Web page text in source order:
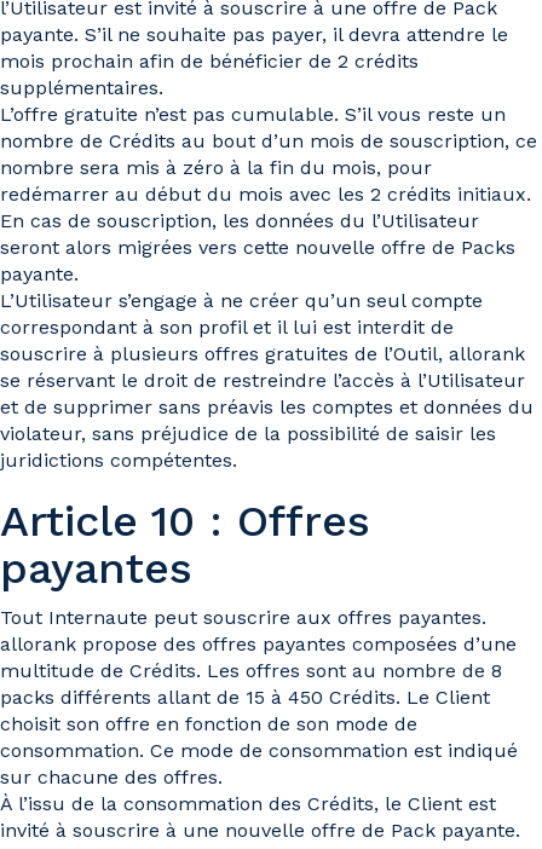
l’Utilisateur est invité à souscrire à une offre de Pack
payante. S’il ne souhaite pas payer, il devra attendre le
mois prochain afin de bénéficier de 2 crédits
supplémentaires.
L’offre gratuite n’est pas cumulable. S’il vous reste un
nombre de Crédits au bout d’un mois de souscription, ce
nombre sera mis à zéro à la fin du mois, pour
redémarrer au début du mois avec les 2 crédits initiaux.
En cas de souscription, les données du l’Utilisateur
seront alors migrées vers cette nouvelle offre de Packs
payante.
L’Utilisateur s’engage à ne créer qu’un seul compte
correspondant à son profil et il lui est interdit de
souscrire à plusieurs offres gratuites de l’Outil, allorank
se réservant le droit de restreindre l’accès à l’Utilisateur
et de supprimer sans préavis les comptes et données du
violateur, sans préjudice de la possibilité de saisir les
juridictions compétentes.
Article 10 : Offres
payantes
Tout Internaute peut souscrire aux offres payantes.
allorank propose des offres payantes composées d’une
multitude de Crédits. Les offres sont au nombre de 8
packs différents allant de 15 à 450 Crédits. Le Client
choisit son offre en fonction de son mode de
consommation. Ce mode de consommation est indiqué
sur chacune des offres.
À l’issu de la consommation des Crédits, le Client est
invité à souscrire à une nouvelle offre de Pack payante.